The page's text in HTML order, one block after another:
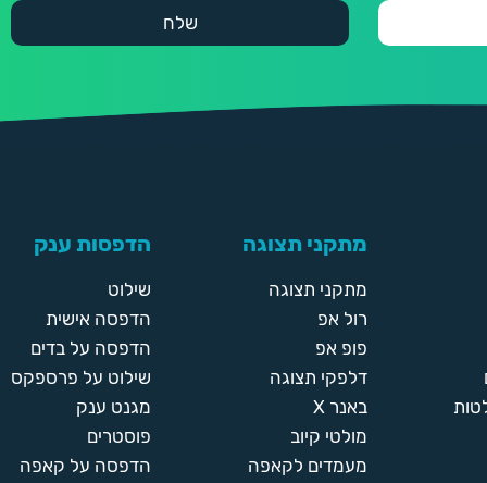
מתקני תצוגה
מתקני תצוגה
רול אפ
פופ אפ
דלפקי תצוגה
באנר X
מולטי קיוב
מעמדים לקאפה
הדפסות ענק
שילוט
הדפסה אישית
הדפסה על בדים
שילוט על פרספקס
מגנט ענק
פוסטרים
הדפסה על קאפה